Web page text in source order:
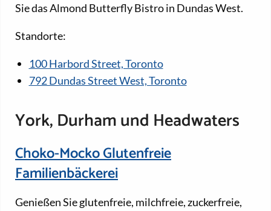
Sie das Almond Butterfly Bistro in Dundas West.
Standorte:
100 Harbord Street, Toronto
792 Dundas Street West, Toronto
York, Durham und Headwaters
Choko-Mocko Glutenfreie
Familienbäckerei
Genießen Sie glutenfreie, milchfreie, zuckerfreie,